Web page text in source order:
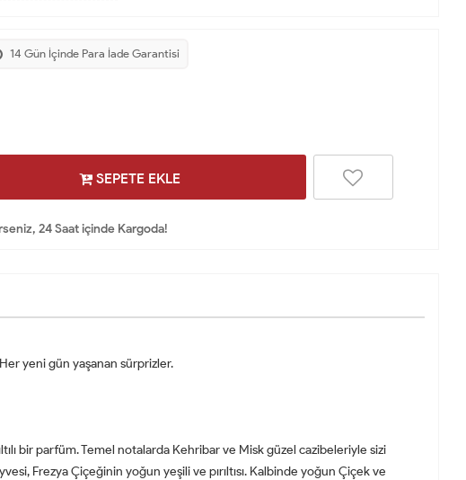
14 Gün İçinde Para İade Garantisi
SEPETE EKLE
24 Saat içinde Kargoda!
yeni gün yaşanan sürprizler.
bir parfüm. Temel notalarda Kehribar ve Misk güzel cazibeleriyle sizi
Frezya Çiçeğinin yoğun yeşili ve pırıltısı. Kalbinde yoğun Çiçek ve